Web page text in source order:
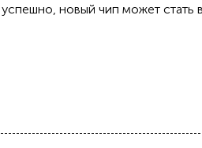
новый чип может